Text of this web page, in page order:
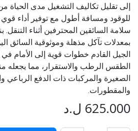
إلى تقليل تكاليف التشغيل مدى الحياة
للوقود ومسافة أطول مع توفير أداء
بمعدلات تآكل مذهلة وموثوقية السائق
الجيل القادم خطوات قوية إلى الأمام في
الطقس الرطب والاستقرار، مما يجعله
الصغيرة والمركبات ذات الدفع الرباعي
والمقطورات.
625.000 ل.د